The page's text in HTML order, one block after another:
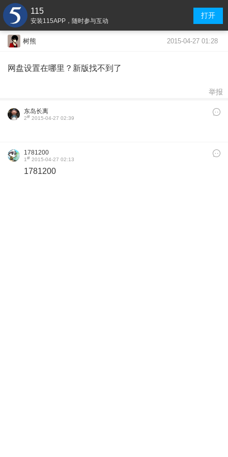
115
安装115APP，随时参与互动
打开
树熊 2015-04-27 01:28
网盘设置在哪里？新版找不到了
举报
东岛长离
2# 2015-04-27 02:39
1781200
1# 2015-04-27 02:13
1781200